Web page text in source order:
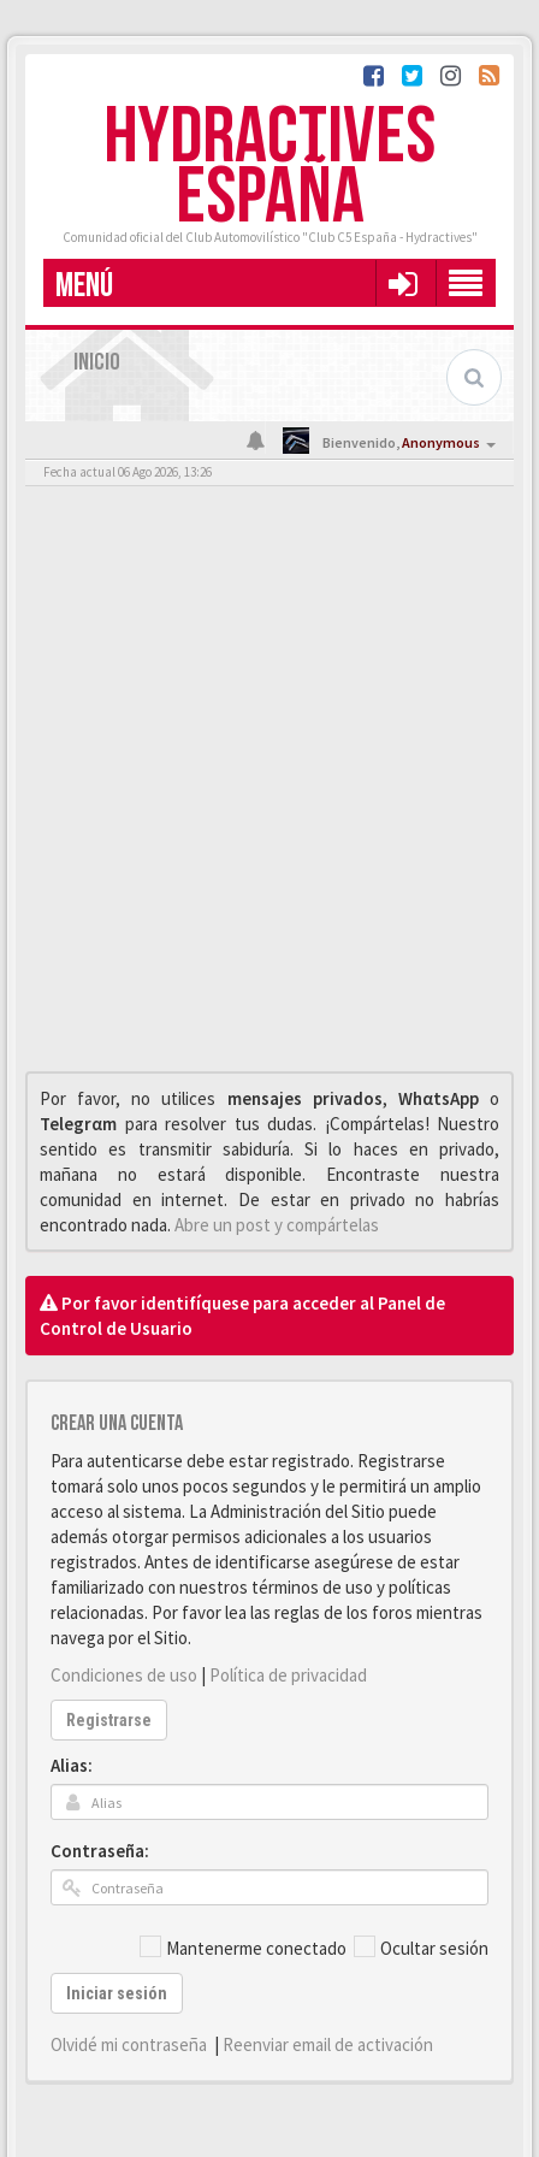
HYDRACTIVES
ESPAÑA
Comunidad oficial del Club Automovilístico "Club C5 España - Hydractives"
MENÚ
INICIO
Bienvenido,Anonymous
Fecha actual 06 Ago 2026, 13:26
Por favor, no utilices mensajes privados, WhαtsAppo
Telegrαm para resolver tus dudas. ¡Compártelas! Nuestro
sentido es transmitir sabiduría. Si lo haces en privado,
mañana no estará disponible. Encontraste nuestra
comunidad en internet. De estar en privado no habrías
encontrado nada. Abre un post y compártelas
Por favor identifíquese para acceder al Panel de
Control de Usuario
Crear una cuenta
Para autenticarse debe estar registrado. Registrarse
tomará solo unos pocos segundos y le permitirá un amplio
acceso al sistema. La Administración del Sitio puede
además otorgar permisos adicionales a los usuarios
registrados. Antes de identificarse asegúrese de estar
familiarizado con nuestros términos de uso y políticas
relacionadas. Por favor lea las reglas de los foros mientras
navega por el Sitio.
Condiciones de uso | Política de privacidad
Registrarse
Alias:
Contraseña:
Mantenerme conectado Ocultar sesión
Iniciar sesión
Olvidé mi contraseña | Reenviar email de activación